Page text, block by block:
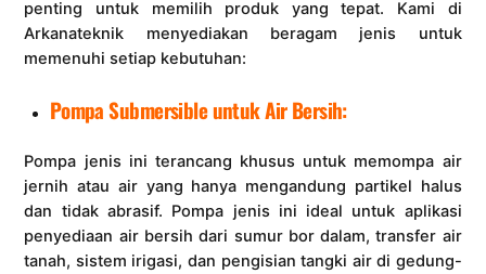
penting untuk memilih produk yang tepat. Kami di
Arkanateknik menyediakan beragam jenis untuk
memenuhi setiap kebutuhan:
Pompa Submersible untuk Air Bersih:
Pompa jenis ini terancang khusus untuk memompa air
jernih atau air yang hanya mengandung partikel halus
dan tidak abrasif. Pompa jenis ini ideal untuk aplikasi
penyediaan air bersih dari sumur bor dalam, transfer air
tanah, sistem irigasi, dan pengisian tangki air di gedung-